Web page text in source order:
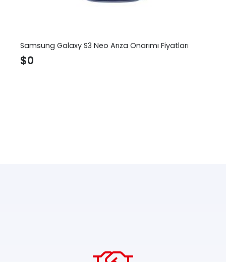
Samsung Galaxy S3 Neo Arıza Onarımı Fiyatları
$0